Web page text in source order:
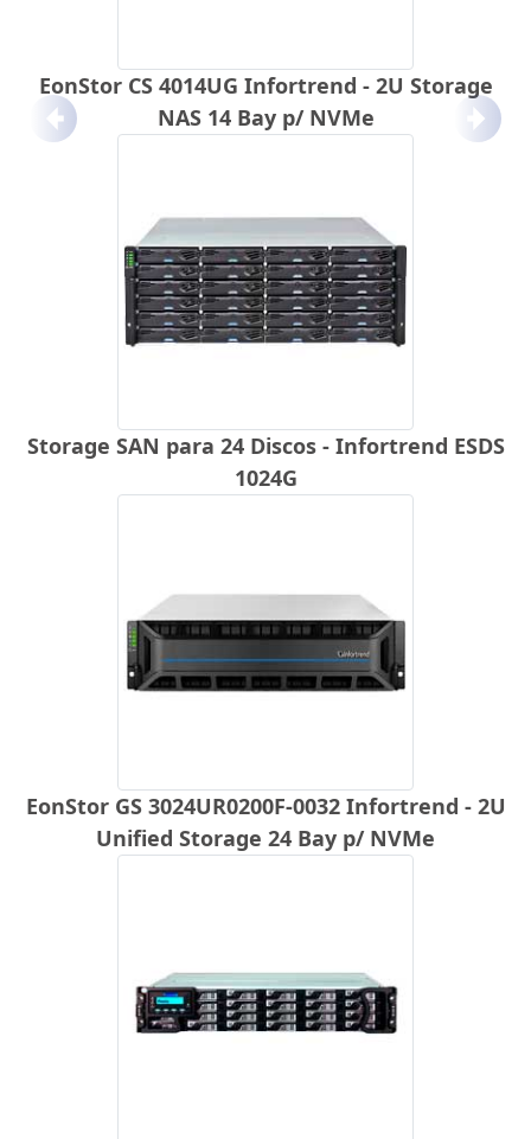
EonStor CS 4014UG Infortrend - 2U Storage
NAS 14 Bay p/ NVMe
Storage SAN para 24 Discos - Infortrend ESDS
1024G
EonStor GS 3024UR0200F-0032 Infortrend - 2U
Unified Storage 24 Bay p/ NVMe
Anterior